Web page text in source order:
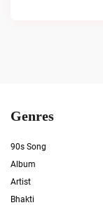
Genres
90s Song
Album
Artist
Bhakti